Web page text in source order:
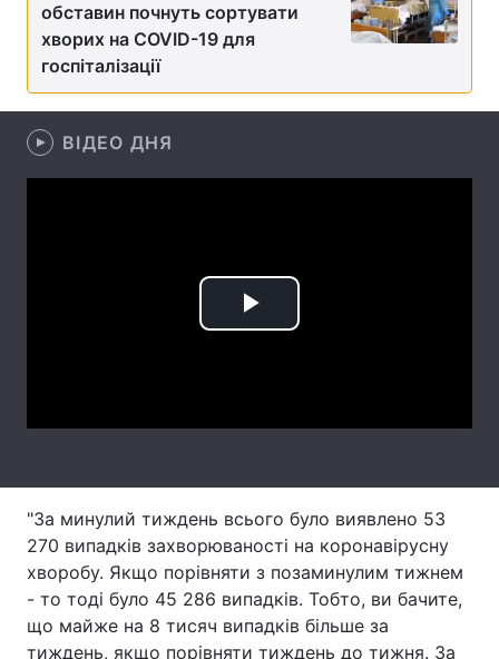
Цікавинки Погода
Екологія
Лонгріди
Відео з Youtube Статті
Вакансії
Тема оформлення
обставин почнуть сортувати
хворих на COVID-19 для
госпіталізації
ВІДЕО ДНЯ
Play
"За минулий тиждень всього було виявлено 53
270 випадків захворюваності на коронавірусну
хворобу. Якщо порівняти з позаминулим тижнем
- то тоді було 45 286 випадків. Тобто, ви бачите,
що майже на 8 тисяч випадків більше за
тиждень, якщо порівняти тиждень до тижня. За